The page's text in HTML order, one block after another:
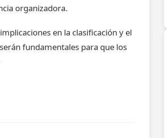
organizadora.
en la clasificación y el
fundamentales para que los